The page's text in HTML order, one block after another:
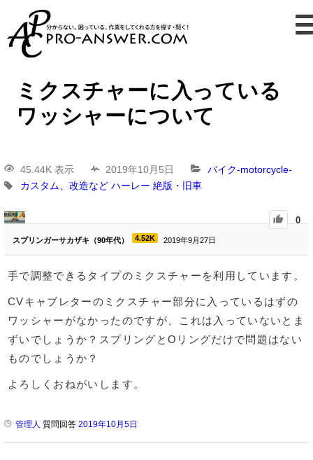
ミクスチャーに入っている
ワッシャーについて
45.44K 表示 2019年10月5日
バイク-motorcycle-
カスタム、改造など ハーレー 絶版・旧車
0
スプリンガーサカザキ（90年代） 4.52K 2019年9月27日
手で調整できるタイプのミクスチャーを利用しています。
CVキャブレターのミクスチャー部分に入っているはずの
ワッシャーがなかったのですが、これは入っていないとま
ずいでしょうか？スプリングとOリングだけで問題はない
ものでしょうか？
よろしくおねがいします。
管理人 質問回答 2019年10月5日